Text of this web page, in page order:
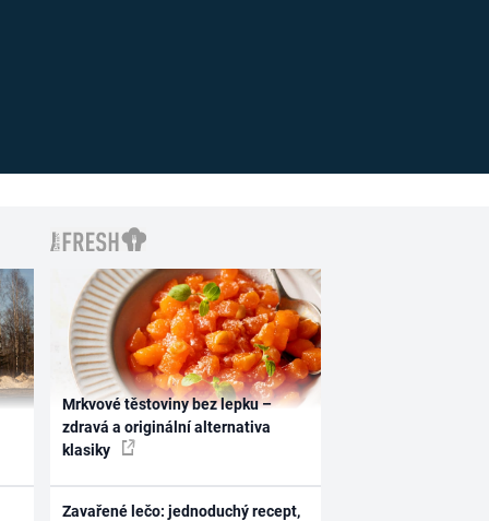
Mrkvové těstoviny bez lepku –
zdravá a originální alternativa
klasiky
Zavařené lečo: jednoduchý recept,